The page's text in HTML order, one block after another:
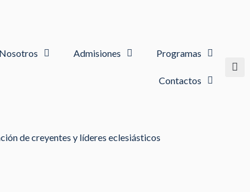
Nosotros Admisiones Programas
Contactos
de creyentes y líderes eclesiásticos